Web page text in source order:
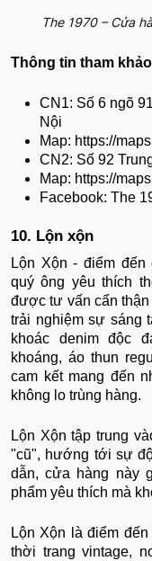
The 1970 – Cửa
Thông tin tham
CN1: Số 6 ngõ
Nội
Map: https://
CN2: Số 92
Map: https://
Facebook: The
10. Lộn xộn
Lộn Xộn - điểm
quý ông yêu thích
được tư vấn cẩn
trải nghiệm sự sáng
khoác denim độc
khoáng, áo thun
cam kết mang đến
không lo trùng hàng.
Lộn Xộn tập trung
"cũ", hướng tới sự
dẫn, cửa hàng này
phẩm yêu thích mà
Lộn Xộn là điểm
thời trang vintage,